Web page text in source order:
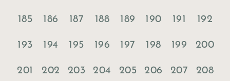
185 186 187 188 189 190 191 192
193 194 195 196 197 198 199 200
201 202 203 204 205 206 207 208